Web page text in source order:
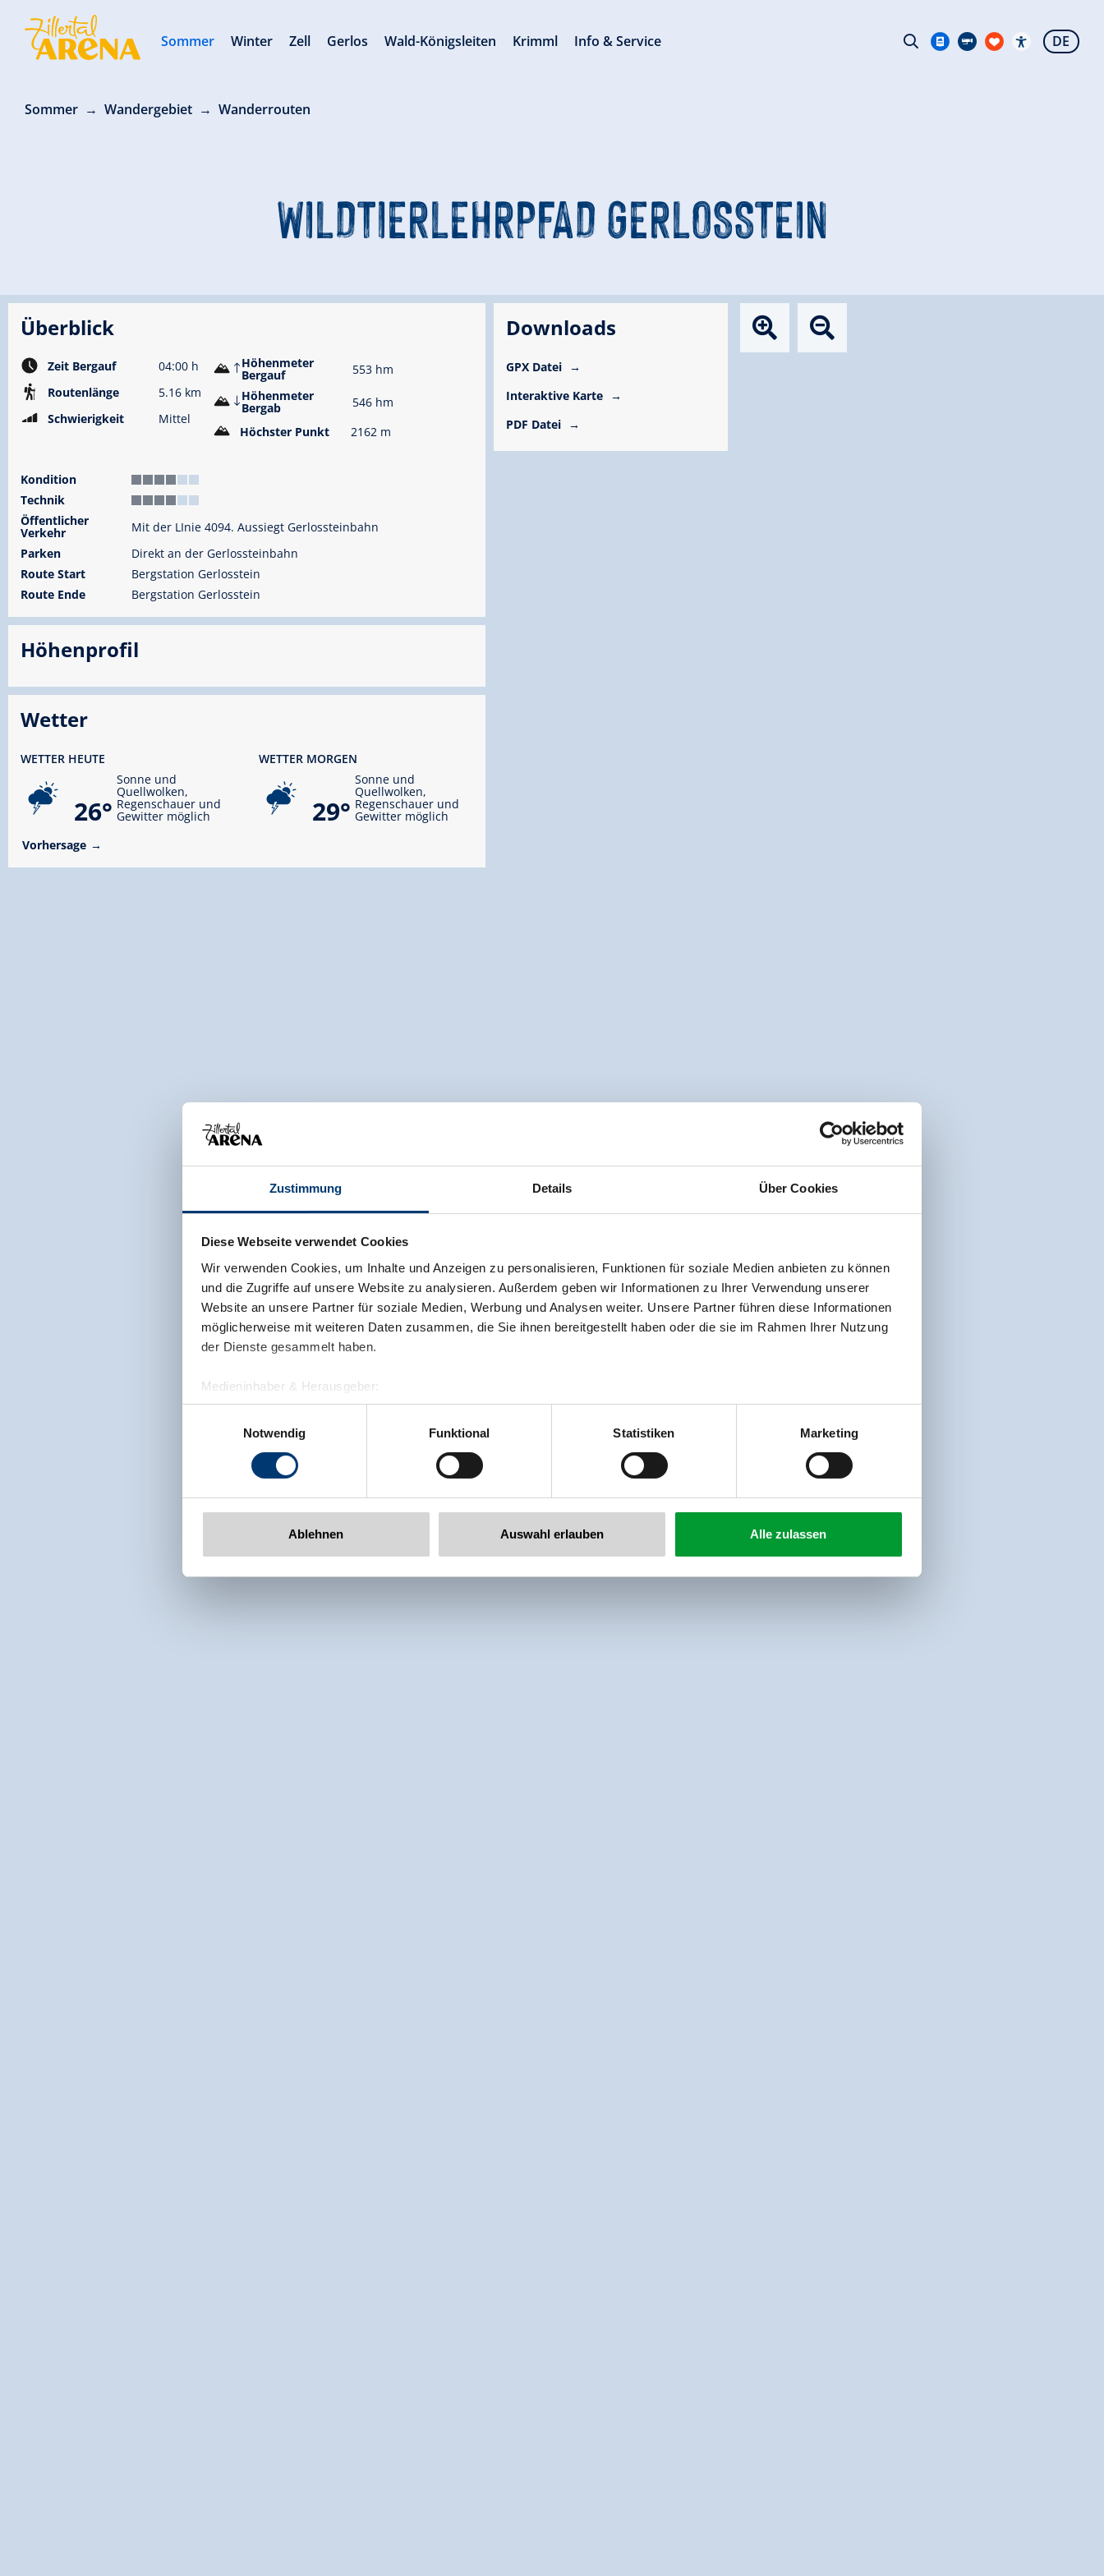
Zustimmung Details Über Cookies
Diese Webseite verwendet Cookies
Wir verwenden Cookies, um Inhalte und Anzeigen zu personalisieren, Funktionen für soziale Medien anbieten zu können
und die Zugriffe auf unsere Website zu analysieren. Außerdem geben wir Informationen zu Ihrer Verwendung unserer
Website an unsere Partner für soziale Medien, Werbung und Analysen weiter. Unsere Partner führen diese Informationen
möglicherweise mit weiteren Daten zusammen, die Sie ihnen bereitgestellt haben oder die sie im Rahmen Ihrer Nutzung
der Dienste gesammelt haben.
Medieninhaber & Herausgeber:
Zeller Bergbahnen Zillertal GmbH & Co KG
Rohr 23// A-6280 Zell am Ziller
www.zillertalarena.com
Notwendig
Funktional Statistiken Marketing
Ablehnen Auswahl erlauben Alle zulassen
Sommer Wandergebiet Wanderrouten
WILDTIERLEHRPFAD GERLOSSTEIN
Überblick
Zeit Bergauf
04:00 h
Routenlänge
5.16 km
Schwierigkeit
Mittel
Höhenmeter
Bergauf
553 hm
Höhenmeter
Bergab
546 hm
Höchster Punkt
2162 m
Kondition
Technik
Öffentlicher
Verkehr
Mit der LInie 4094. Aussiegt Gerlossteinbahn
Parken
Direkt an der Gerlossteinbahn
Route Start
Bergstation Gerlosstein
Route Ende
Bergstation Gerlosstein
Höhenprofil
Wetter
WETTER HEUTE
26°
Sonne und
Quellwolken,
Regenschauer und
Gewitter möglich
WETTER MORGEN
29°
Sonne und
Quellwolken,
Regenschauer und
Gewitter möglich
Vorhersage
Downloads
GPX Datei
Interaktive Karte
PDF Datei
Sommer Winter Zell Gerlos Wald-Königsleiten Krimml Info & Service DE